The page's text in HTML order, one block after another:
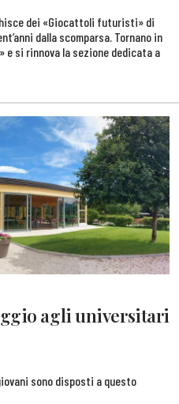
dei «Giocattoli futuristi» di
dalla scomparsa. Tornano in
e si rinnova la sezione dedicata a
agli universitari
sono disposti a questo